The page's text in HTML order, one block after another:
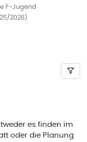
F-Jugend
2026)
es finden im
oder die Planung